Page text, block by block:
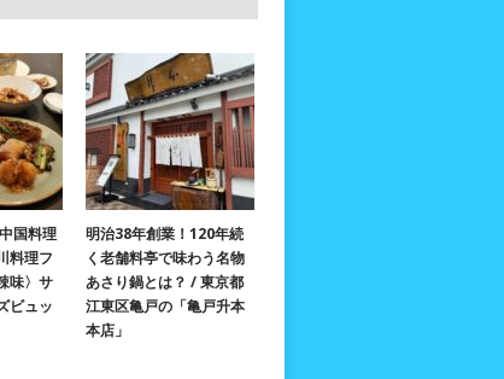
国料理
料理フ
味〉サ
ビュッ
明治38年創業！120年続
く老舗料亭で味わう名物
あさり鍋とは？ / 東京都
江東区亀戸の「亀戸升本
本店」